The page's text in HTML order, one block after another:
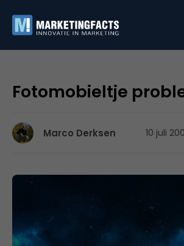
Fotomobieltje
Marco Derksen 10 juli